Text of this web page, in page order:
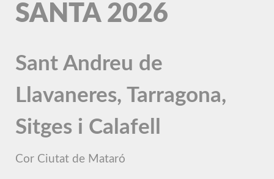
SANTA 2026
Sant Andreu de
Llavaneres, Tarragona,
Sitges i Calafell
Cor Ciutat de Mataró